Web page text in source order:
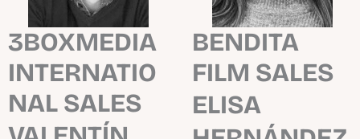
3BOXMEDIA
INTERNATIO
NAL SALES
BENDITA
FILM SALES
ELISA